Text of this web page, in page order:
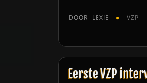
DOOR LEXIE VZP
Eerste VZP